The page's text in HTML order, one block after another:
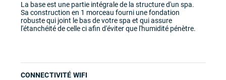
La base est une partie intégrale de la structure d'un spa.
Sa construction en 1 morceau fourni une fondation
robuste qui joint le bas de votre spa et qui assure
l'étanchéité de celle ci afin d'éviter que l'humidité pénètre.
CONNECTIVITÉ WIFI